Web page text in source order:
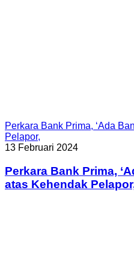
Perkara Bank Prima, ‘Ada
Pelapor,
13 Februari 2024
Perkara Bank Prima,
atas Kehendak